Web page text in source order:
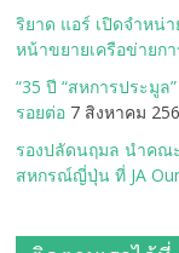
ริยาด แอร์ เปิดจำหน่
หน้าขยายเครือข่ายก
“35 ปี “สหการประมูล
รอยต่อ 7 สิงหาคม
รองปลัดนฤมล นำคณ
สหกรณ์ญี่ปุ่น ที่ JA